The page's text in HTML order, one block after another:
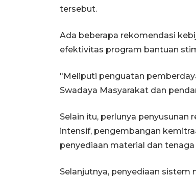
tersebut.
Ada beberapa rekomendasi
efektivitas program bantuan
"Meliputi penguatan
Swadaya Masyarakat dan
Selain itu, perlunya penyusunan
intensif, pengembangan
penyediaan material dan tenaga
Selanjutnya, penyediaan